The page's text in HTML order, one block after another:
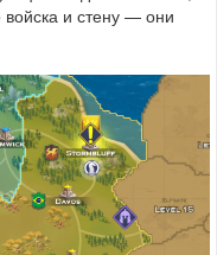
войска и стену — они